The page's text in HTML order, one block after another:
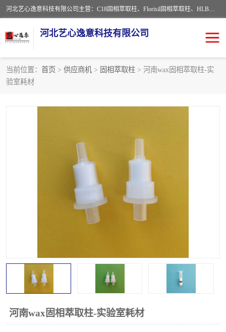
河北艺心逸意科技有限公司主营：C18固相萃取柱、Florisil固相萃取柱、HLB固相萃取柱、MCX固相萃取柱、QuEChERS、固相萃取空柱、针式过滤器 、固相萃取柱、黄曲霉毒素亲和柱。全国咨询热线：18630105913。河北艺心逸意科技有限公司接受来样定做，我们秉承着“顾客至上，锐意进取”的经营理念，坚持客户至上的原则为广大客户提供优质的服务，欢迎广大客户惠顾！免费咨询！
河北艺心逸意科技有限公司
当前位置： 首页 > 供应商机 > 固相萃取柱 > 河南wax固相萃取柱-实
验室耗材
河南wax固相萃取柱-实验室耗材
固相萃取柱
SPE填料
过滤器/滤膜
SPE配件